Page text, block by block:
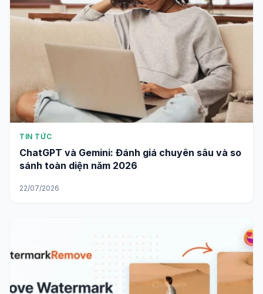
TIN TỨC
ChatGPT và Gemini: Đánh giá chuyên sâu và so
sánh toàn diện năm 2026
22/07/2026